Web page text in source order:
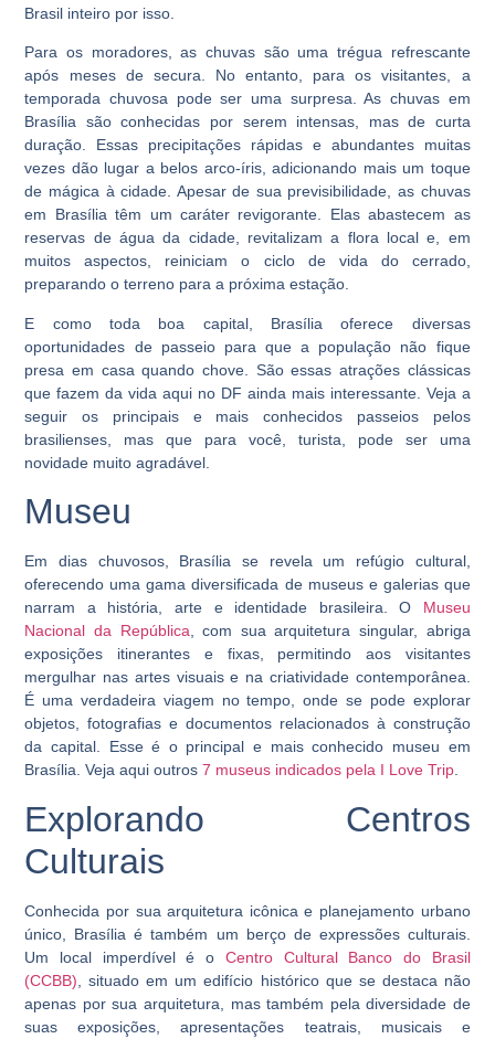
Brasil inteiro por isso.
Para os moradores, as chuvas são uma trégua refrescante
após meses de secura. No entanto, para os visitantes, a
temporada chuvosa pode ser uma surpresa. As chuvas em
Brasília são conhecidas por serem intensas, mas de curta
duração. Essas precipitações rápidas e abundantes muitas
vezes dão lugar a belos arco-íris, adicionando mais um toque
de mágica à cidade. Apesar de sua previsibilidade, as chuvas
em Brasília têm um caráter revigorante. Elas abastecem as
reservas de água da cidade, revitalizam a flora local e, em
muitos aspectos, reiniciam o ciclo de vida do cerrado,
preparando o terreno para a próxima estação.
E como toda boa capital, Brasília oferece diversas
oportunidades de passeio para que a população não fique
presa em casa quando chove. São essas atrações clássicas
que fazem da vida aqui no DF ainda mais interessante. Veja a
seguir os principais e mais conhecidos passeios pelos
brasilienses, mas que para você, turista, pode ser uma
novidade muito agradável.
Museu
Em dias chuvosos, Brasília se revela um refúgio cultural,
oferecendo uma gama diversificada de museus e galerias que
narram a história, arte e identidade brasileira. O Museu
Nacional da República , com sua arquitetura singular, abriga
exposições itinerantes e fixas, permitindo aos visitantes
mergulhar nas artes visuais e na criatividade contemporânea.
É uma verdadeira viagem no tempo, onde se pode explorar
objetos, fotografias e documentos relacionados à construção
da capital. Esse é o principal e mais conhecido museu em
Brasília. Veja aqui outros7 museus indicados pela I Love Trip
Explorando Centros
Culturais
Conhecida por sua arquitetura icônica e planejamento urbano
único, Brasília é também um berço de expressões culturais.
Um local imperdível é o Centro Cultural Banco do Brasil
(CCBB) , situado em um edifício histórico que se destaca não
apenas por sua arquitetura, mas também pela diversidade de
suas exposições, apresentações teatrais, musicais e